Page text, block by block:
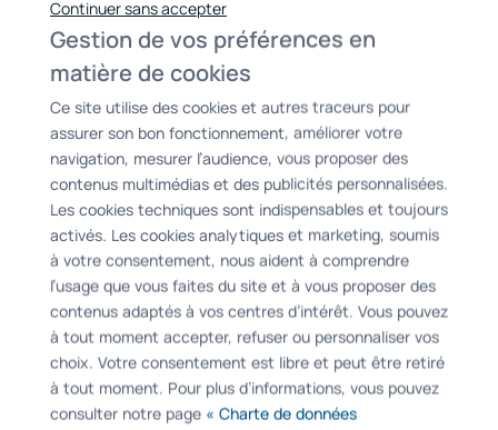
Manoeuvre : Manuelle, par chaînette
métallique + lanceur
Garantie : 5 ans
Continuer sans accepter
Gestion de vos préférences en
matière de cookies
Ce site utilise des cookies et autres traceurs pour
assurer son bon fonctionnement, améliorer votre
navigation, mesurer l’audience, vous proposer des
contenus multimédias et des publicités personnalisées.
Les cookies techniques sont indispensables et toujours
activés. Les cookies analytiques et marketing, soumis
à votre consentement, nous aident à comprendre
l’usage que vous faites du site et à vous proposer des
contenus adaptés à vos centres d’intérêt. Vous pouvez
à tout moment accepter, refuser ou personnaliser vos
choix. Votre consentement est libre et peut être retiré
à tout moment. Pour plus d’informations, vous pouvez
consulter notre page « Charte de données